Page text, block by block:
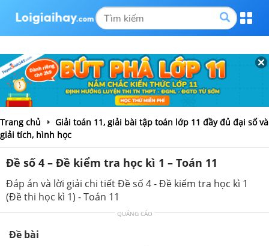
Trang chủ
Giải toán 11, giải bài tập toán lớp 11 đầy đủ đại số và
giải tích, hình học
Đề số 4 – Đề kiểm tra học kì 1 – Toán 11
Đáp án và lời giải chi tiết Đề số 4 - Đề kiểm tra học kì 1
(Đề thi học kì 1) - Toán 11
QUẢNG CÁO
Đề bài